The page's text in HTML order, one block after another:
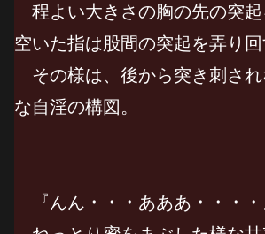
程よい大きさの胸の先の突起
空いた指は股間の突起を弄り回
その様は、後から突き刺され
な自淫の構図。
『んん・・・あああ・・・・